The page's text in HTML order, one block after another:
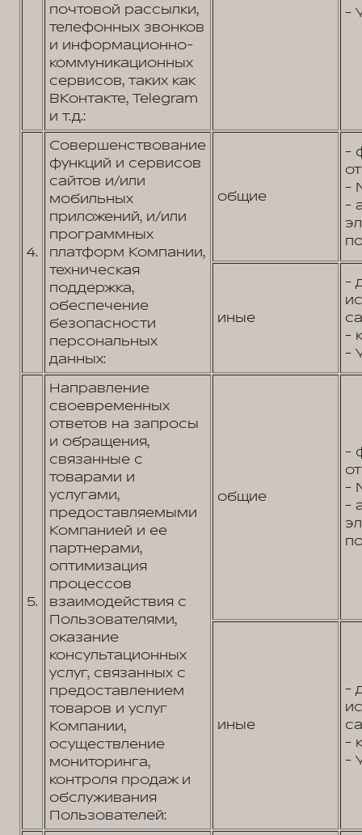
почтовой рассылки,
телефонных звонков
и информационно-
коммуникационных
сервисов, таких как
ВКонтакте, Telegram
и т.д.:
-
4.
Совершенствование
функций и сервисов
сайтов и/или
мобильных
приложений, и/или
программных
платформ Компании,
техническая
поддержка,
обеспечение
безопасности
персональных
данных:
общие
-
-
-
иные
-
-
-
5.
Направление
своевременных
ответов на запросы
и обращения,
связанные с
товарами и
услугами,
предоставляемыми
Компанией и ее
партнерами,
оптимизация
процессов
взаимодействия с
Пользователями,
оказание
консультационных
услуг, связанных с
предоставлением
товаров и услуг
Компании,
осуществление
мониторинга,
контроля продаж и
обслуживания
Пользователей:
общие
-
-
-
иные
-
-
-